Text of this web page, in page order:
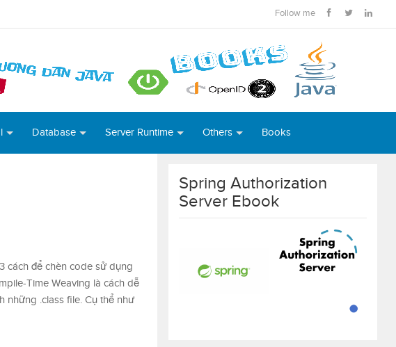
Follow me
Database Server Runtime Others Books
cách để chèn code sử dụng
Time Weaving là cách dễ
những .class file. Cụ thể như
Spring Authorization
Server Ebook